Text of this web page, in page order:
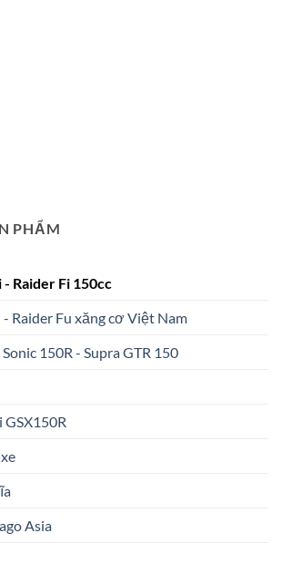
PHẨM
- Raider Fi 150cc
- Raider Fu xăng cơ Việt Nam
150R - Supra GTR 150
GSX150R
Asia